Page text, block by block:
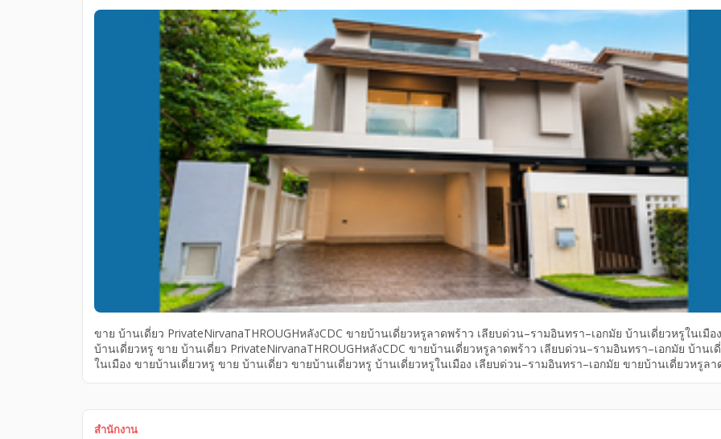
ขาย บ้านเดี่ยว PrivateNirvanaTHROUGHหลังCDC ขายบ้านเดี่ยวหรูลาดพร้าว เลียบด่วน–รามอินทรา–เอกมัย บ้านเดี่ยวหรูในเมือ
บ้านเดี่ยวหรู ขาย บ้านเดี่ยว PrivateNirvanaTHROUGHหลังCDC ขายบ้านเดี่ยวหรูลาดพร้าว เลียบด่วน–รามอินทรา–เอกมัย บ้านเ
ในเมือง ขายบ้านเดี่ยวหรู ขาย บ้านเดี่ยว ขายบ้านเดี่ยวหรู บ้านเดี่ยวหรูในเมือง เลียบด่วน–รามอินทรา–เอกมัย ขายบ้านเดี่ยวหรูลา
พร้อมเครื่องปรับอากาศทุกห้อง เหมาะสำหรับครอบครัวที่ต้องการบ้านพร้อมอยู่ ทำเลหลัง CDC […]
สำนักงาน